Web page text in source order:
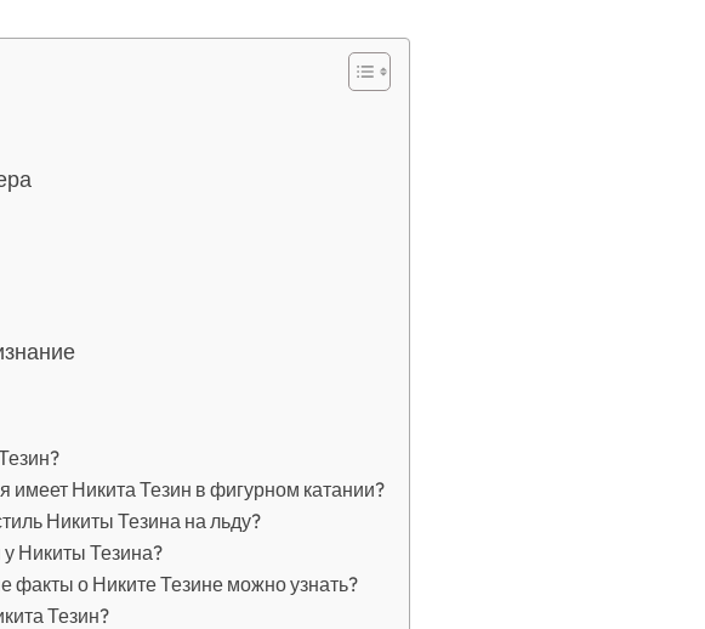
имеет Никита Тезин в фигурном катании?
Никиты Тезина на льду?
Никиты Тезина?
факты о Никите Тезине можно узнать?
Тезин?